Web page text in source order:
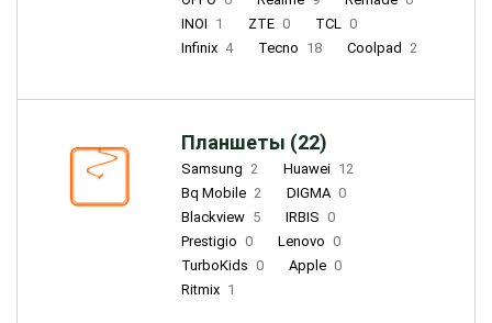
INOI 1 ZTE 0 TCL 0
Infinix 4 Tecno 18 Coolpad 2
Планшеты (22)
Samsung 2 Huawei 12
Bq Mobile 2 DIGMA 0
Blackview 5 IRBIS 0
Prestigio 0 Lenovo 0
TurboKids 0 Apple 0
Ritmix 1